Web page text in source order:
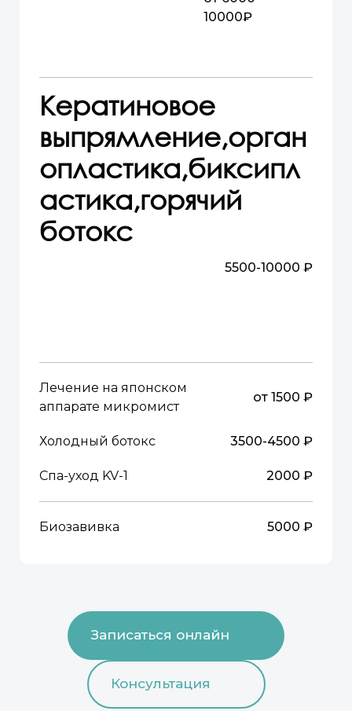
10000₽
Кератиновое
выпрямление,орган
опластика,биксипл
астика,горячий
ботокс
5500-10000 ₽
Лечение на японском
аппарате микромист
от 1500 ₽
Холодный ботокс 3500-4500 ₽
Спа-уход KV-1 2000 ₽
Биозавивка 5000 ₽
Записаться онлайн
Консультация